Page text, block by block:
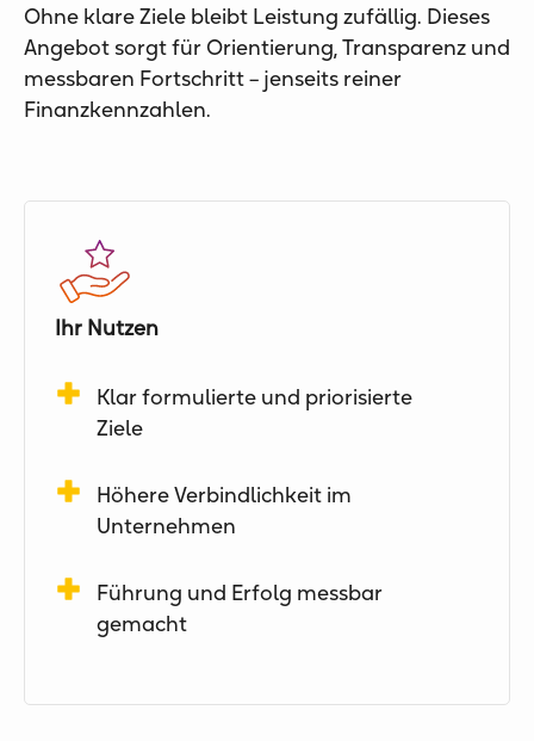
Ohne klare Ziele bleibt Leistung zufällig. Dieses
Angebot sorgt für Orientierung, Transparenz und
messbaren Fortschritt – jenseits reiner
Finanzkennzahlen.
Ihr Nutzen
Klar formulierte und priorisierte
Ziele
Höhere Verbindlichkeit im
Unternehmen
Führung und Erfolg messbar
gemacht